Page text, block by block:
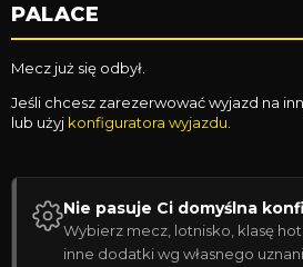
PALACE
Mecz już się odbył.
Jeśli chcesz zarezerwować wyjazd na
lub użyj konfiguratora wyjazdu
Nie pasuje Ci domyślna
Wybierz mecz, lotnisko, klasę
inne dodatki wg własnego